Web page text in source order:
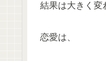
結果は大きく変
恋愛は、